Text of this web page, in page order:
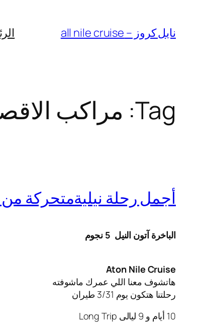
content
نايل كروز – all nile cruise
Tag: مراكب
أجمل رحلة نيليةمتحركة من
الباخرة آتون النيل
Aton Nile Cruise
هاتشوف معنا اللي عمرك ماشوفته
رحلتنا هتكون يوم 3/31 طيران
10 أيام و 9 ليالى Long Trip